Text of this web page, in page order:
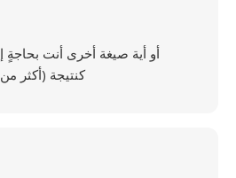
كنتيجة (أكثر من 200 صيغة مدعومة)